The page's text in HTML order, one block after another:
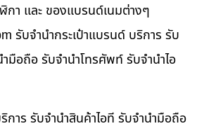
กา และ ของแบรนด์เนมต่างๆ
รับจำนำกระเป๋าแบรนด์ บริการ รับ
มือถือ รับจำนำโทรศัพท์ รับจำนำไอ
าร รับจำนำสินค้าไอที รับจำนำมือถือ